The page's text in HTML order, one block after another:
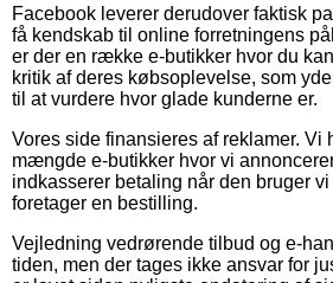
Facebook leverer derudover faktisk
få kendskab til online forretningens
er der en række e-butikker hvor du
kritik af deres købsoplevelse, som
til at vurdere hvor glade kunderne er.
Vores side finansieres af reklamer. Vi
mængde e-butikker hvor vi
indkasserer betaling når den bruger
foretager en bestilling.
Vejledning vedrørende tilbud og e-
tiden, men der tages ikke ansvar for